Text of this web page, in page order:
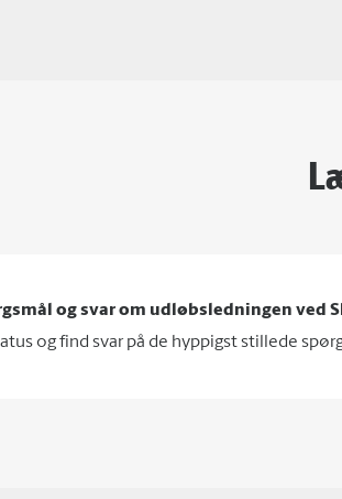
og svar om udløbsledningen ved
og find svar på de hyppigst stillede